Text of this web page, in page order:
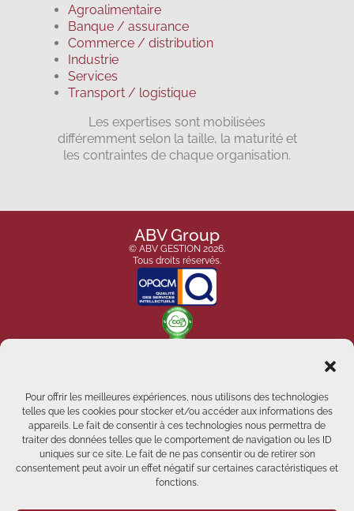
Pour offrir les meilleures expériences, nous utilisons des technologies
telles que les cookies pour stocker et/ou accéder aux informations des
appareils. Le fait de consentir à ces technologies nous permettra de
traiter des données telles que le comportement de navigation ou les ID
uniques sur ce site. Le fait de ne pas consentir ou de retirer son
consentement peut avoir un effet négatif sur certaines caractéristiques et
fonctions.
Agroalimentaire
Banque / assurance
Commerce / distribution
Industrie
Services
Transport / logistique
Les expertises sont mobilisées
différemment selon la taille, la maturité et
les contraintes de chaque organisation.
ABV Group
© ABV GESTION 2026.
Tous droits réservés.